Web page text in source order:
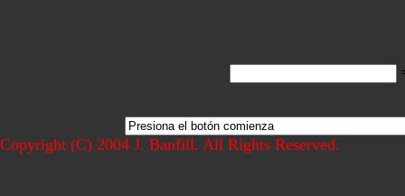
Copyright (C) 2004 J. Banfill. All Rights Reserved.